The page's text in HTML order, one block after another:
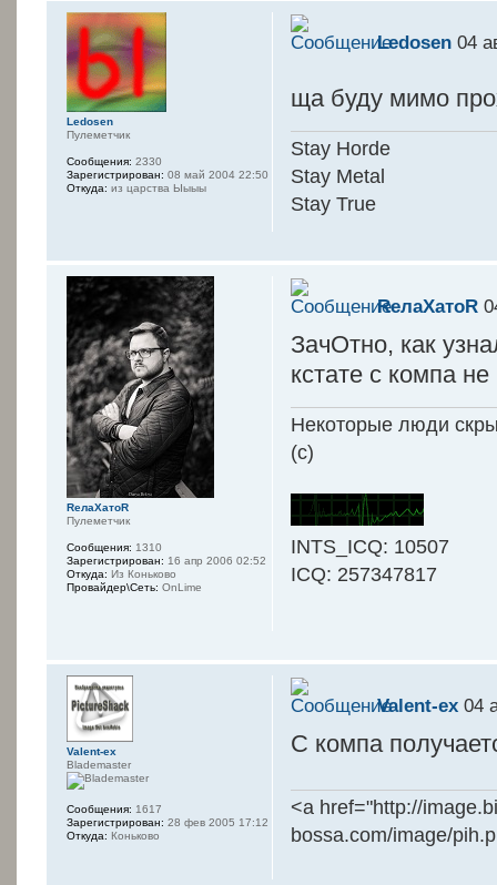
Ledosen 04
ща буду мимо
Stay Horde
Stay Metal
Stay True
Ledosen
Пулеметчик
Сообщения: 2330
Зарегистрирован: 08 май 2004 22:50
Откуда: из царства Ыыыы
RелаXатоR
ЗачОтно, как
кстате с компа
Некоторые люди
(с)
INTS_ICQ: 10507
ICQ: 257347817
RелаXатоR
Пулеметчик
Сообщения: 1310
Зарегистрирован: 16 апр 2006 02:52
Откуда: Из Коньково
Провайдер\Сеть: OnLime
Valent-ex 04
С компа
<a href="http://
bossa.com/image/
Valent-ex
Blademaster
Сообщения: 1617
Зарегистрирован: 28 фев 2005 17:12
Откуда: Коньково